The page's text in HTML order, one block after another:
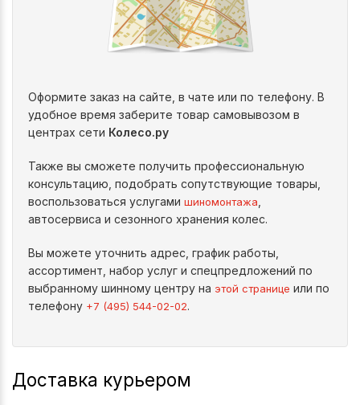
Оформите заказ на сайте, в чате или по телефону. В
удобное время заберите товар самовывозом в
центрах сети Колесо.ру
Также вы сможете получить профессиональную
консультацию, подобрать сопутствующие товары,
воспользоваться услугами шиномонтажа
автосервиса и сезонного хранения колес.
Вы можете уточнить адрес, график работы,
ассортимент, набор услуг и спецпредложений по
выбранному шинному центру на этой странице или по
телефону +7 (495) 544-02-02.
Доставка курьером